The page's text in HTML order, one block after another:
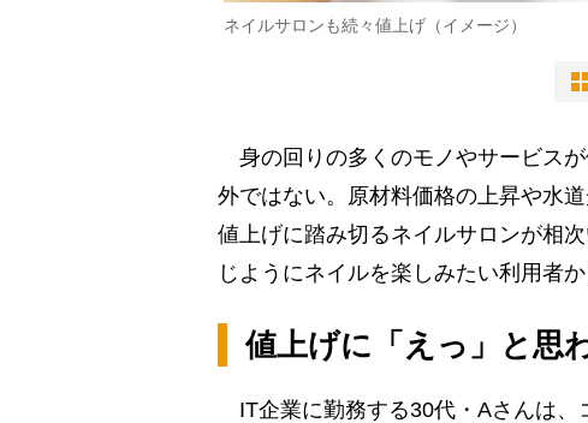
ネイルサロンも続々値上げ（イメージ）
身の回りの多くのモノやサービス
外ではない。原材料価格の上昇や水
値上げに踏み切るネイルサロンが相
じようにネイルを楽しみたい利用者
値上げに「えっ」と思
IT企業に勤務する30代・Aさんは、